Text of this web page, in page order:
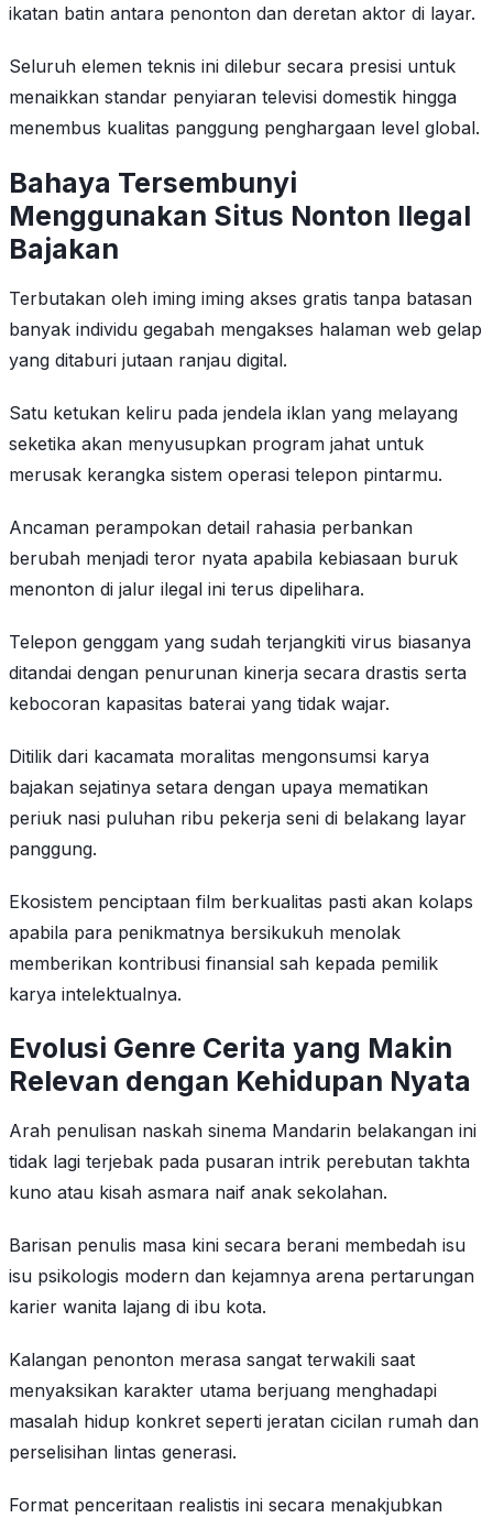
ikatan batin antara penonton dan deretan aktor di layar.
Seluruh elemen teknis ini dilebur secara presisi untuk
menaikkan standar penyiaran televisi domestik hingga
menembus kualitas panggung penghargaan level global.
Bahaya Tersembunyi
Menggunakan Situs Nonton Ilegal
Bajakan
Terbutakan oleh iming iming akses gratis tanpa batasan
banyak individu gegabah mengakses halaman web gelap
yang ditaburi jutaan ranjau digital.
Satu ketukan keliru pada jendela iklan yang melayang
seketika akan menyusupkan program jahat untuk
merusak kerangka sistem operasi telepon pintarmu.
Ancaman perampokan detail rahasia perbankan
berubah menjadi teror nyata apabila kebiasaan buruk
menonton di jalur ilegal ini terus dipelihara.
Telepon genggam yang sudah terjangkiti virus biasanya
ditandai dengan penurunan kinerja secara drastis serta
kebocoran kapasitas baterai yang tidak wajar.
Ditilik dari kacamata moralitas mengonsumsi karya
bajakan sejatinya setara dengan upaya mematikan
periuk nasi puluhan ribu pekerja seni di belakang layar
panggung.
Ekosistem penciptaan film berkualitas pasti akan kolaps
apabila para penikmatnya bersikukuh menolak
memberikan kontribusi finansial sah kepada pemilik
karya intelektualnya.
Evolusi Genre Cerita yang Makin
Relevan dengan Kehidupan Nyata
Arah penulisan naskah sinema Mandarin belakangan ini
tidak lagi terjebak pada pusaran intrik perebutan takhta
kuno atau kisah asmara naif anak sekolahan.
Barisan penulis masa kini secara berani membedah isu
isu psikologis modern dan kejamnya arena pertarungan
karier wanita lajang di ibu kota.
Kalangan penonton merasa sangat terwakili saat
menyaksikan karakter utama berjuang menghadapi
masalah hidup konkret seperti jeratan cicilan rumah dan
perselisihan lintas generasi.
Format penceritaan realistis ini secara menakjubkan